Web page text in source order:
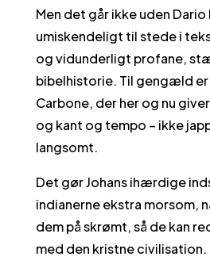
Men det går ikke uden Dario
umiskendeligt til stede i
og vidunderligt profane,
bibelhistorie. Til gengæld er
Carbone, der her og nu
og kant og tempo – ikke
langsomt.
Det gør Johans ihærdige
indianerne ekstra morsom,
dem på skrømt, så de kan
med den kristne civilisation.